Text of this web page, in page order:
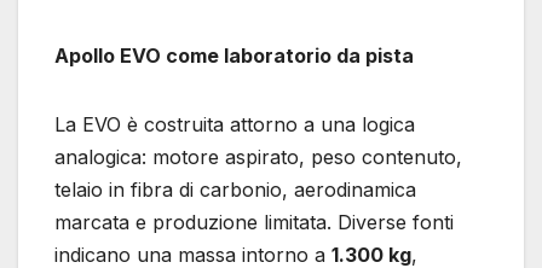
Apollo EVO come laboratorio da pista
La EVO è costruita attorno a una logica
analogica: motore aspirato, peso contenuto,
telaio in fibra di carbonio, aerodinamica
marcata e produzione limitata. Diverse fonti
indicano una massa intorno a 1.300 kg,